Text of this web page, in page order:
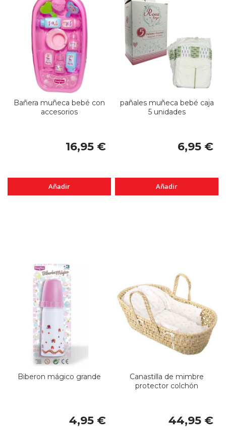
Bañera muñeca bebé con
accesorios
16,95 €
Añadir
pañales muñeca bebé caja
5 unidades
6,95 €
Añadir
Biberon mágico grande
4,95 €
Canastilla de mimbre
protector colchón
44,95 €